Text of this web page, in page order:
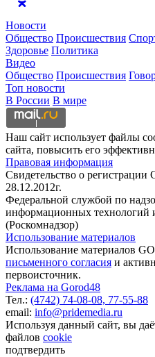
Новости
Общество Происшествия
Здоровье Политика
Видео
Общество Происшествия
Топ новости
В России В мире
Наш сайт использует файлы
сайта, повысить его
Правовая информация
Свидетельство о
28.12.2012г.
Федеральной службой по
информационных технологий
(Роскомнадзор)
Использование материалов
Использование материалов
письменного согласия и
первоисточник.
Реклама на Gorod48
Тел.: (4742) 74-08-08, 77-55-88
email: info@pridemedia.ru
Используя данный сайт, вы
файлов cookie
подтвердить